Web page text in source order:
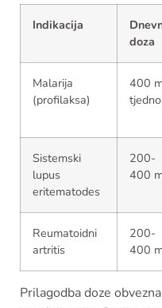
Indikacija
doza
Malarija
(profilaksa)
400
tjedno
Sistemski
lupus
eritematodes
200-
400
Reumatoidni
artritis
200-
400
Prilagodba doze